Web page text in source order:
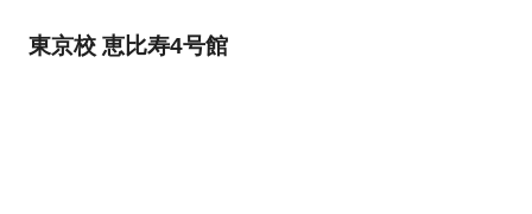
東京校 恵比寿4号館